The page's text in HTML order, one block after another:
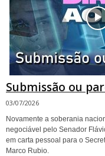
Submissão ou
03/07/2026
Novamente a soberania
negociável pelo Senador
em carta pessoal para o
Marco Rubio.